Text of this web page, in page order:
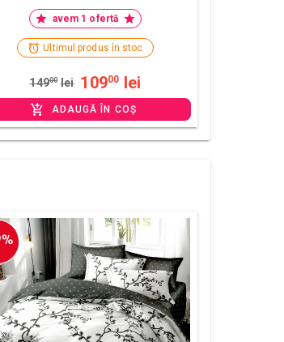
avem 1 ofertă
Ultimul produs în stoc
14900 lei 10900 lei
ADAUGĂ ÎN COȘ